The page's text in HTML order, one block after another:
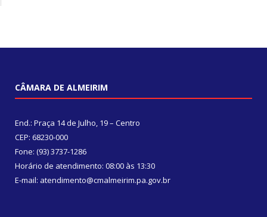
CÂMARA DE ALMEIRIM
End.: Praça 14 de Julho, 19 – Centro
CEP: 68230-000
Fone: (93) 3737-1286
Horário de atendimento: 08:00 às 13:30
E-mail: atendimento@cmalmeirim.pa.gov.br